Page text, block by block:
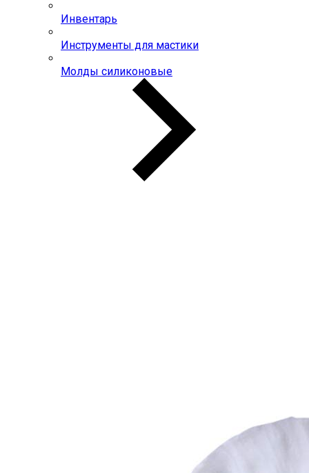
Инвентарь
Инструменты для мастики
Молды силиконовые